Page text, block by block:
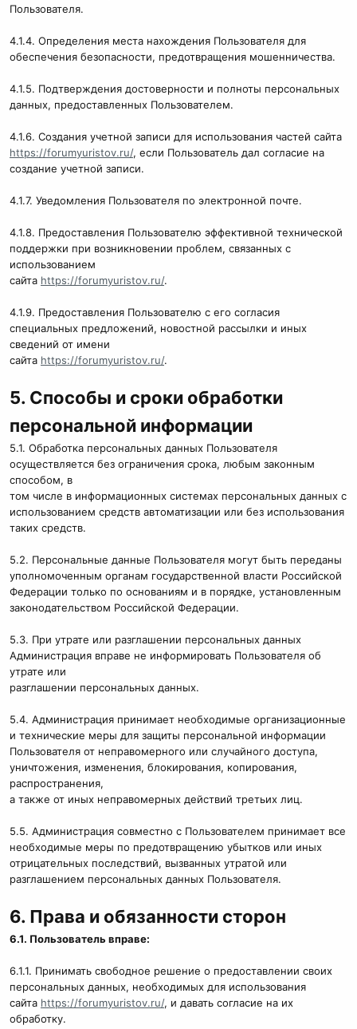
Пользователя.
4.1.4. Определения места нахождения Пользователя для
обеспечения безопасности, предотвращения мошенничества.
4.1.5. Подтверждения достоверности и полноты персональных
данных, предоставленных Пользователем.
4.1.6. Создания учетной записи для использования частей сайта
https://forumyuristov.ru/, если Пользователь дал согласие на
создание учетной записи.
4.1.7. Уведомления Пользователя по электронной почте.
4.1.8. Предоставления Пользователю эффективной технической
поддержки при возникновении проблем, связанных с
использованием
сайта https://forumyuristov.ru/.
4.1.9. Предоставления Пользователю с его согласия
специальных предложений, новостной рассылки и иных
сведений от имени
сайта https://forumyuristov.ru/.
5. Способы и сроки обработки
персональной информации
5.1. Обработка персональных данных Пользователя
осуществляется без ограничения срока, любым законным
способом, в
том числе в информационных системах персональных данных с
использованием средств автоматизации или без использования
таких средств.
5.2. Персональные данные Пользователя могут быть переданы
уполномоченным органам государственной власти Российской
Федерации только по основаниям и в порядке, установленным
законодательством Российской Федерации.
5.3. При утрате или разглашении персональных данных
Администрация вправе не информировать Пользователя об
утрате или
разглашении персональных данных.
5.4. Администрация принимает необходимые организационные
и технические меры для защиты персональной информации
Пользователя от неправомерного или случайного доступа,
уничтожения, изменения, блокирования, копирования,
распространения,
а также от иных неправомерных действий третьих лиц.
5.5. Администрация совместно с Пользователем принимает все
необходимые меры по предотвращению убытков или иных
отрицательных последствий, вызванных утратой или
разглашением персональных данных Пользователя.
6. Права и обязанности сторон
6.1. Пользователь вправе:
6.1.1. Принимать свободное решение о предоставлении своих
персональных данных, необходимых для использования
сайта https://forumyuristov.ru/, и давать согласие на их
обработку.